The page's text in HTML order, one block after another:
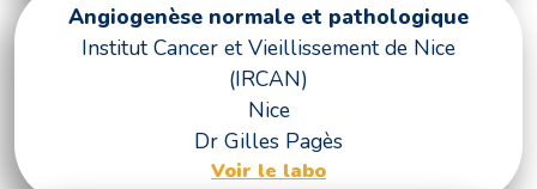
Angiogenèse normale et pathologique
Institut Cancer et Vieillissement de Nice
(IRCAN)
Nice
Dr Gilles Pagès
Voir le labo